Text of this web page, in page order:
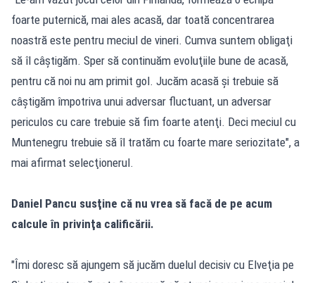
foarte puternică, mai ales acasă, dar toată concentrarea
noastră este pentru meciul de vineri. Cumva suntem obligaţi
să îl câştigăm. Sper să continuăm evoluţiile bune de acasă,
pentru că noi nu am primit gol. Jucăm acasă şi trebuie să
câştigăm împotriva unui adversar fluctuant, un adversar
periculos cu care trebuie să fim foarte atenţi. Deci meciul cu
Muntenegru trebuie să îl tratăm cu foarte mare seriozitate", a
mai afirmat selecţionerul.
Daniel Pancu susţine că nu vrea să facă de pe acum
calcule în privinţa calificării.
"Îmi doresc să ajungem să jucăm duelul decisiv cu Elveţia pe